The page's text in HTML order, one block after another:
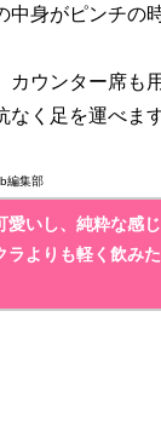
中身がピンチの
カウンター席も
く足を運べます
編集部
愛いし、純粋な感じ
ラよりも軽く飲み